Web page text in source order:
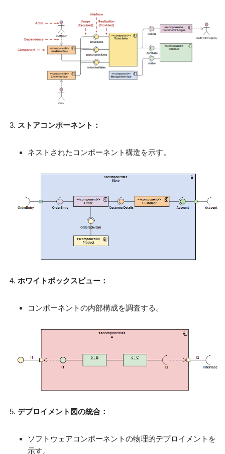
ストアコンポーネント：
ネストされたコンポーネント構造を示す。
ホワイトボックスビュー：
コンポーネントの内部構成を調査する。
デプロイメント図の統合：
ソフトウェアコンポーネントの物理的デプロイメントを
示す。